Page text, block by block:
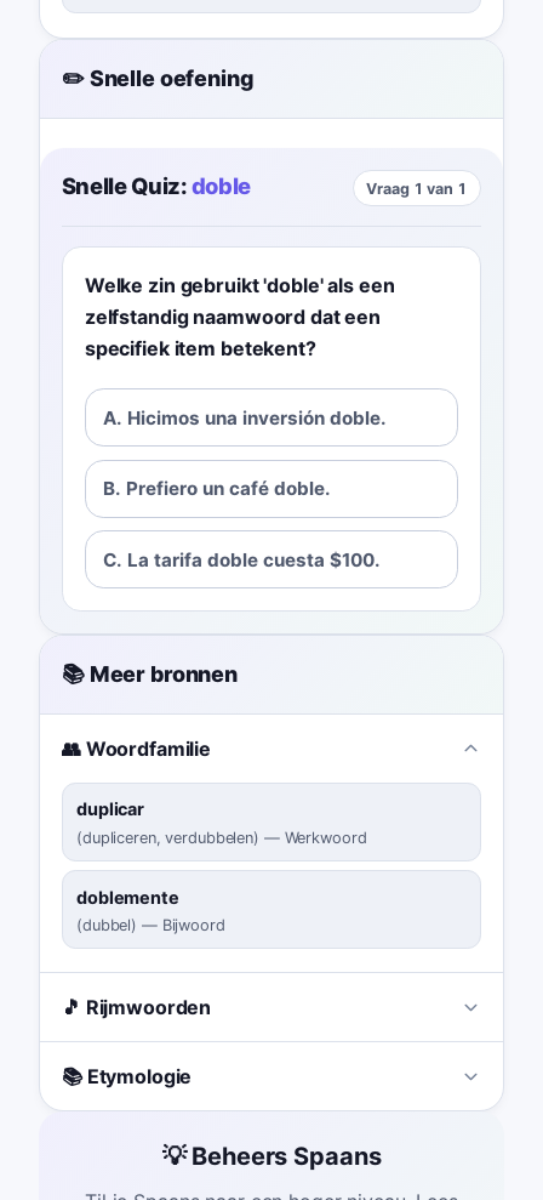
✏️ Snelle oefening
Snelle Quiz:doble Vraag 1 van 1
Welke zin gebruikt 'doble' als een
zelfstandig naamwoord dat een
specifiek item betekent?
A. Hicimos una inversión doble.
B. Prefiero un café doble.
C. La tarifa doble cuesta $100.
📚 Meer bronnen
👥 Woordfamilie
duplicar
(dupliceren, verdubbelen) — Werkwoord
doblemente
(dubbel) — Bijwoord
🎵 Rijmwoorden
📚 Etymologie
💡 Beheers Spaans